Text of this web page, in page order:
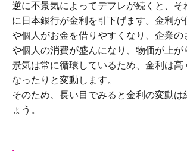
逆に不景気によってデフレが続くと、そ
に日本銀行が金利を引下げます。金利が
や個人がお金を借りやすくなり、企業の
や個人の消費が盛んになり、物価が上が
景気は常に循環しているため、金利は高
なったりと変動します。
そのため、長い目でみると金利の変動は
ょう。